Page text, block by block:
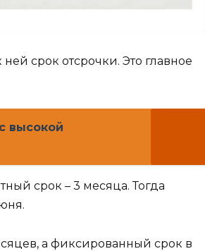
срок отсрочки. Это главное
высокой
срок – 3 месяца. Тогда
а фиксированный срок в